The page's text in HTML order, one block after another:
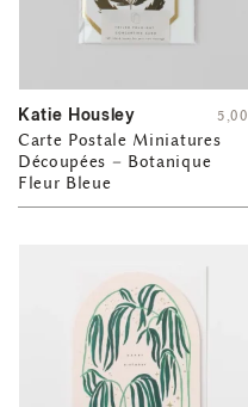
Katie Housley
Carte Postale Miniatures
Découpées – Botanique
Fleur Bleue
5,00